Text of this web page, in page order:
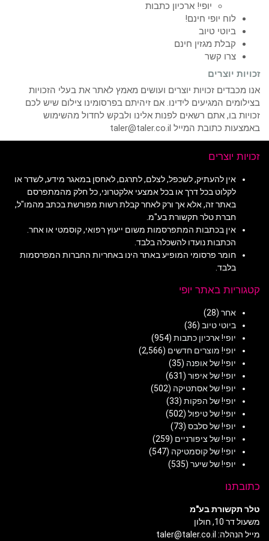
יופי! ארכיון כתבות
לוח יופי חינם!
ביוטי טיוב
קבלת מגזין חינם
צרו קשר
זכויות יוצרים
אנו מכבדים זכויות יוצרים ועושים מאמץ לאתר את בעלי הזכויות
בצילומים המגיעים לידינו. אם זיהיתם בפרסומינו צילום שיש לכם
זכויות בו, אתם רשאים לפנות אלינו ולבקש לחדול מהשימוש
באמצעות כתובת המייל taler@taler.co.il
זכויות יוצרים
אין להעתיק, לשכפל, לצלם, לתרגם, לאחסן במאגר מידע, לשדר או
לקלוט בכל דרך או בכל אמצעי אלקטרוני, כל חלק מהמתפרסם
באתר זה, אלא אך ורק לאחר קבלת רשות מפורשת בכתב מהמו"ל,
חברת טלר תקשורת בע"מ.
אין בכתבות המתפרסמות משום ייעוץ רפואי, קוסמטי או אחר.
הכתבות נועדו להשכלה בלבד.
חומר פרסומי המופיע באתר הינו באחריות החברות המפרסמות
בלבד.
קטגוריות באתר יופי
אחר (28)
ביוטי טיוב (36)
יופי! ארכיון כתבות (954)
יופי! מוצרים חדשים (2,566)
יופי! של אופנה (35)
יופי! של איפור (631)
יופי! של אסתטיקה (502)
יופי! של הפקות (33)
יופי! של טיפול (502)
יופי! של סלבס (73)
יופי! של ציפורניים (259)
יופי! של קוסמטיקה (547)
יופי! של שיער (535)
כתובתנו
טלר תקשורת בע"מ
משעול דר 10, חולון
מייל הנהלה: taler@taler.co.il